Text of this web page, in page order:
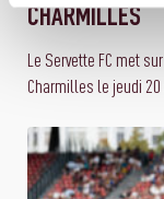
CHARMILLES
Le Servette FC met
Charmilles le jeudi 20